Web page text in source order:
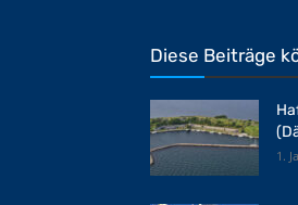
Diese Beiträge
1.